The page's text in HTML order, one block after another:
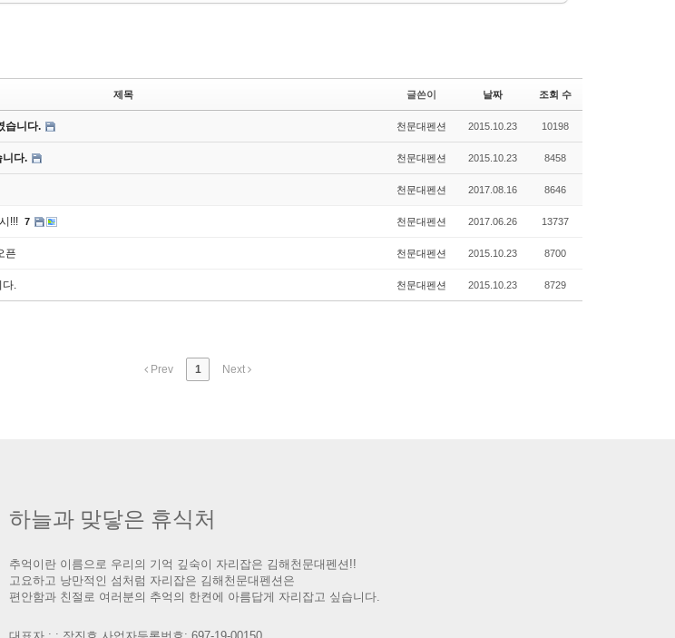
제목 글쓴이 날짜 조회 수
습니다. 천문대펜션 2015.10.23 10198
다. 천문대펜션 2015.10.23 8458
천문대펜션 2017.08.16 8646
!!! 7 천문대펜션 2017.06.26 13737
픈 천문대펜션 2015.10.23 8700
다. 천문대펜션 2015.10.23 8729
Prev 1 Next
하늘과 맞닿은 휴식처
추억이란 이름으로 우리의 기억 깊숙이 자리잡은 김해천문대펜션!!
고요하고 낭만적인 섬처럼 자리잡은 김해천문대펜션은
편안함과 친절로 여러분의 추억의 한켠에 아름답게 자리잡고 싶습니다.